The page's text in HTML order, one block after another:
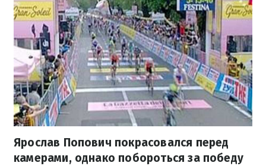
Ярослав Попович покрасовался перед
камерами, однако побороться за победу